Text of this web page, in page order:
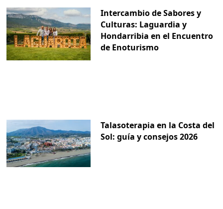
Intercambio de Sabores y
Culturas: Laguardia y
Hondarribia en el Encuentro
de Enoturismo
Talasoterapia en la Costa del
Sol: guía y consejos 2026